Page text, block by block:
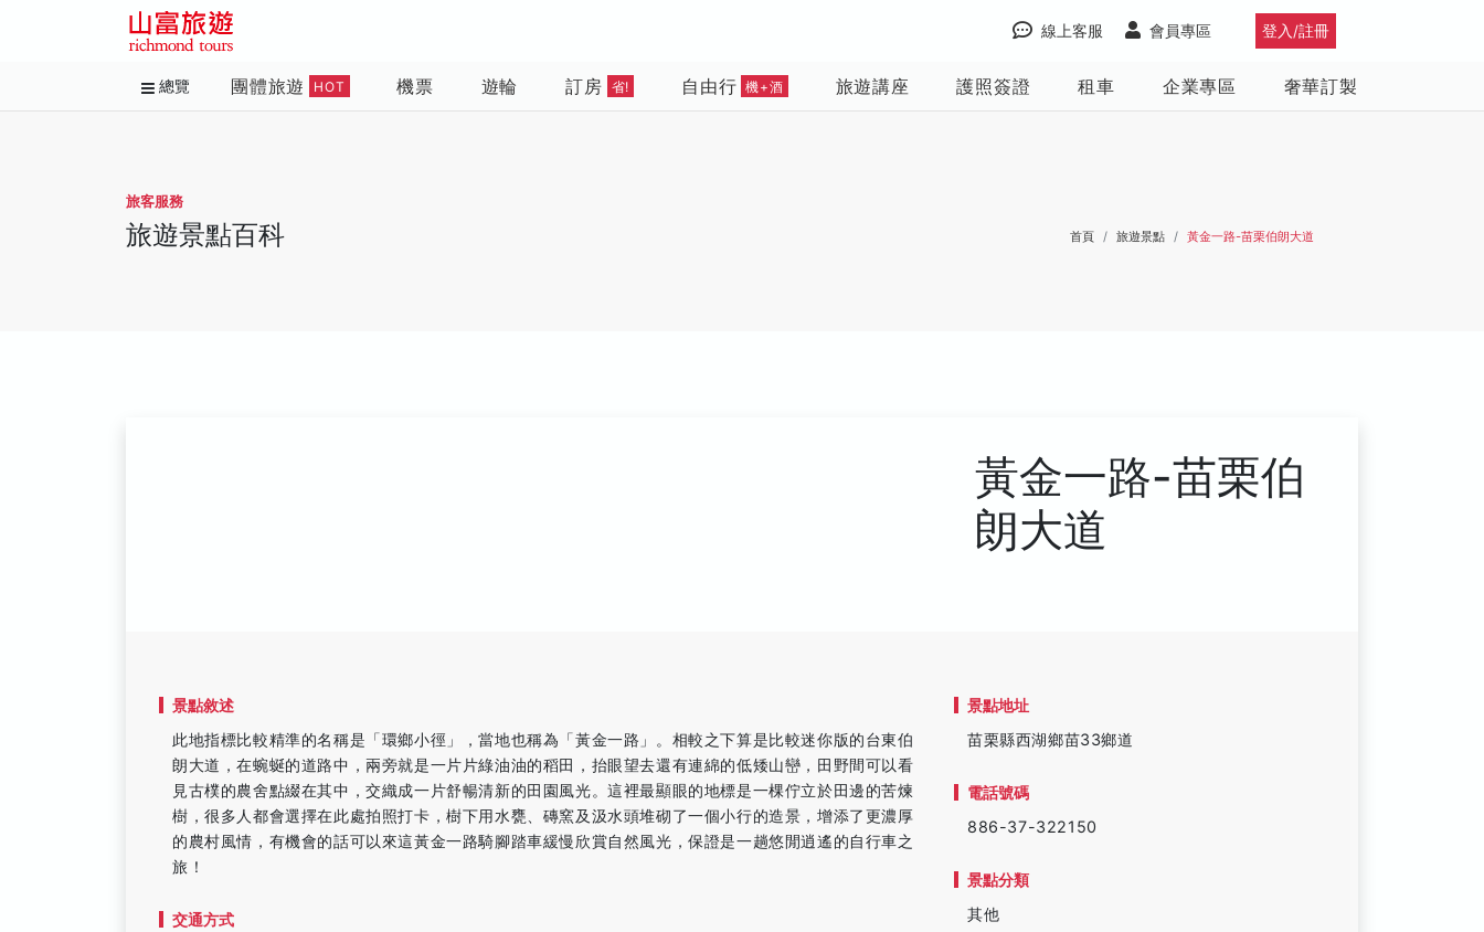
登入/註冊
會員專區
線上客服
總覽 團體旅遊 HOT 機票 遊輪 訂房 省! 自由行 機+酒 旅遊講座 護照簽證 租車 企業專區 奢華訂製
旅客服務
旅遊景點百科 首頁 旅遊景點 黃金一路-苗栗伯朗大道
黃金一路-苗栗伯
朗大道
景點敘述
此地指標比較精準的名稱是「環鄉小徑」，當地也稱為「黃金一路」。相較之下算是比較迷你版的台東伯
朗大道，在蜿蜒的道路中，兩旁就是一片片綠油油的稻田，抬眼望去還有連綿的低矮山巒，田野間可以看
見古樸的農舍點綴在其中，交織成一片舒暢清新的田園風光。這裡最顯眼的地標是一棵佇立於田邊的苦煉
樹，很多人都會選擇在此處拍照打卡，樹下用水甕、磚窯及汲水頭堆砌了一個小行的造景，增添了更濃厚
的農村風情，有機會的話可以來這黃金一路騎腳踏車緩慢欣賞自然風光，保證是一趟悠閒逍遙的自行車之
旅！
交通方式
景點地址
苗栗縣西湖鄉苗33鄉道
電話號碼
886-37-322150
景點分類
其他